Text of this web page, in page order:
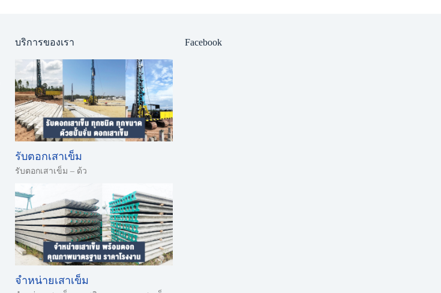
บริการของเรา
รับตอกเสาเข็ม
รับตอกเสาเข็ม – ด้ว
จำหน่ายเสาเข็ม
Facebook